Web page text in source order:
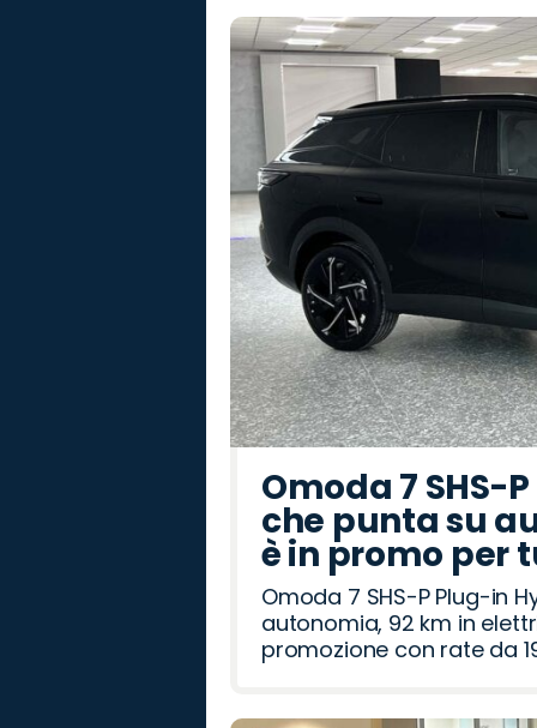
Omoda 7 SHS-
che punta su
è in promo per
Omoda 7 SHS-P Plug-in
autonomia, 92 km in
promozione con rate da